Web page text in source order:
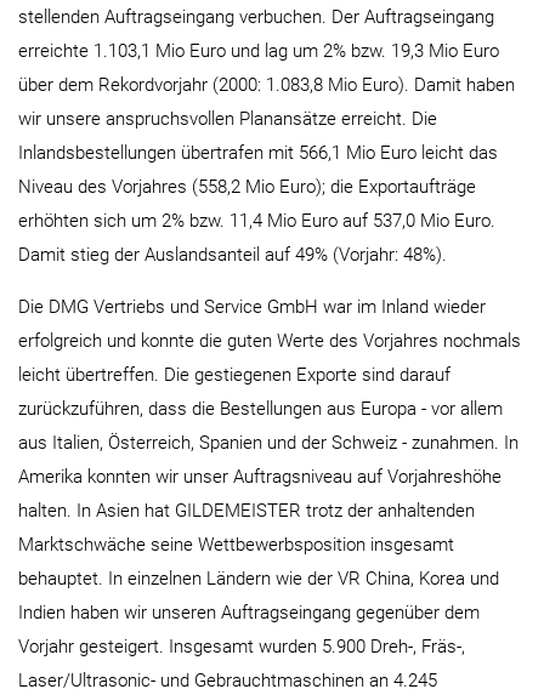
stellenden Auftragseingang verbuchen. Der Auftragseingang
erreichte 1.103,1 Mio Euro und lag um 2% bzw. 19,3 Mio Euro
über dem Rekordvorjahr (2000: 1.083,8 Mio Euro). Damit haben
wir unsere anspruchsvollen Planansätze erreicht. Die
Inlandsbestellungen übertrafen mit 566,1 Mio Euro leicht das
Niveau des Vorjahres (558,2 Mio Euro); die Exportaufträge
erhöhten sich um 2% bzw. 11,4 Mio Euro auf 537,0 Mio Euro.
Damit stieg der Auslandsanteil auf 49% (Vorjahr: 48%).
Die DMG Vertriebs und Service GmbH war im Inland wieder
erfolgreich und konnte die guten Werte des Vorjahres nochmals
leicht übertreffen. Die gestiegenen Exporte sind darauf
zurückzuführen, dass die Bestellungen aus Europa - vor allem
aus Italien, Österreich, Spanien und der Schweiz - zunahmen. In
Amerika konnten wir unser Auftragsniveau auf Vorjahreshöhe
halten. In Asien hat GILDEMEISTER trotz der anhaltenden
Marktschwäche seine Wettbewerbsposition insgesamt
behauptet. In einzelnen Ländern wie der VR China, Korea und
Indien haben wir unseren Auftragseingang gegenüber dem
Vorjahr gesteigert. Insgesamt wurden 5.900 Dreh-, Fräs-,
Laser/Ultrasonic- und Gebrauchtmaschinen an 4.245